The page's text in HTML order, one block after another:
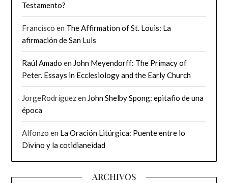
Testamento?
Francisco en The Affirmation of St. Louis: La
afirmación de San Luis
Raúl Amado en John Meyendorff: The Primacy of
Peter. Essays in Ecclesiology and the Early Church
JorgeRodríguezen John Shelby Spong: epitafio de una
época
Alfonzo en La Oración Litúrgica: Puente entre lo
Divino y la cotidianeidad
ARCHIVOS